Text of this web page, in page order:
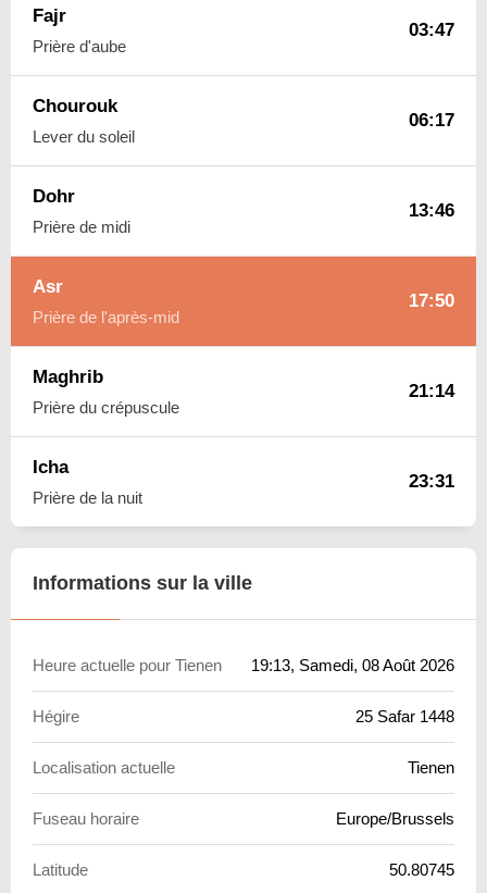
Fajr
Prière d'aube
03:47
Chourouk
Lever du soleil
06:17
Dohr
Prière de midi
13:46
Asr
Prière de l'après-mid
17:50
Maghrib
Prière du crépuscule
21:14
Icha
Prière de la nuit
23:31
Informations sur la ville
Heure actuelle pour Tienen 19:13, Samedi, 08 Août 2026
Hégire 25 Safar 1448
Localisation actuelle Tienen
Fuseau horaire Europe/Brussels
Latitude 50.80745